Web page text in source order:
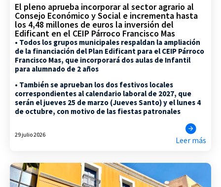
El pleno aprueba incorporar al sector agrario al
Consejo Económico y Social e incrementa hasta
los 4,48 millones de euros la inversión del
Edificant en el CEIP Párroco Francisco Mas
• Todos los grupos municipales respaldan la ampliación
de la financiación del Plan Edificant para el CEIP Párroco
Francisco Mas, que incorporará dos aulas de Infantil
para alumnado de 2 años
• También se aprueban los dos festivos locales
correspondientes al calendario laboral de 2027, que
serán el jueves 25 de marzo (Jueves Santo) y el lunes 4
de octubre, con motivo de las fiestas patronales
29 julio 2026
Leer más